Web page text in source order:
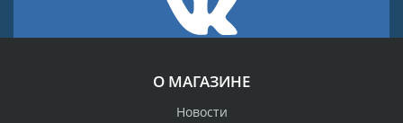
О МАГАЗИНЕ
Новости